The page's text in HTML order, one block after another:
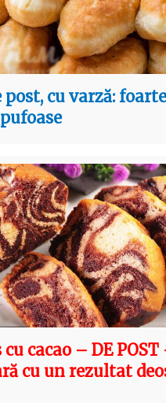
post, cu varză: foarte
cacao – DE POST
cu un rezultat